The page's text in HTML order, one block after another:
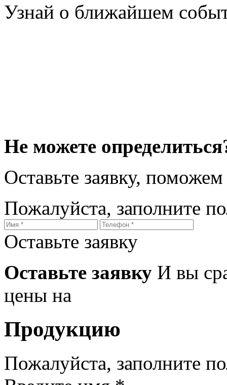
Узнай о ближайшем
Не можете
Оставьте заявку,
Пожалуйста, заполните
Оставьте заявку
Оставьте заявку И вы
цены на
Продукцию
Пожалуйста, заполните